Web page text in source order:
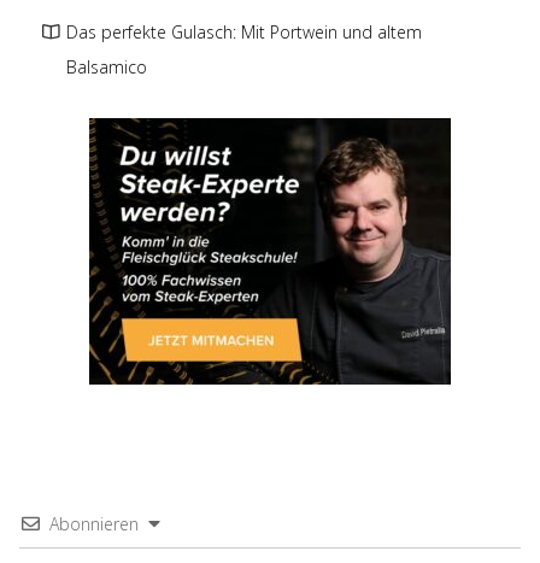
Das perfekte Gulasch: Mit Portwein und altem
Balsamico
Abonnieren